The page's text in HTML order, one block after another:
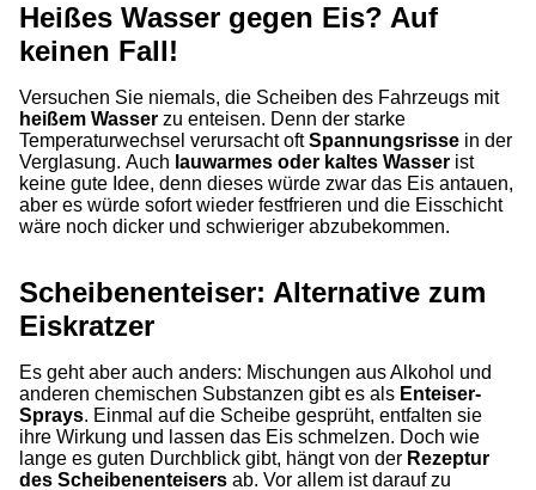
Heißes Wasser gegen Eis? Auf
keinen Fall!
Versuchen Sie niemals, die Scheiben des Fahrzeugs mit
heißem Wasser zu enteisen. Denn der starke
Temperaturwechsel verursacht oftSpannungsrisse in der
Verglasung. Auch lauwarmes oder kaltes Wasser ist
keine gute Idee, denn dieses würde zwar das Eis antauen,
aber es würde sofort wieder festfrieren und die Eisschicht
wäre noch dicker und schwieriger abzubekommen.
Scheibenenteiser: Alternative zum
Eiskratzer
Es geht aber auch anders: Mischungen aus Alkohol und
anderen chemischen Substanzen gibt es als Enteiser-
Sprays. Einmal auf die Scheibe gesprüht, entfalten sie
ihre Wirkung und lassen das Eis schmelzen. Doch wie
lange es guten Durchblick gibt, hängt von der Rezeptur
des Scheibenenteisers ab. Vor allem ist darauf zu